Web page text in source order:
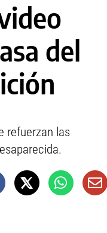
del
refuerzan las